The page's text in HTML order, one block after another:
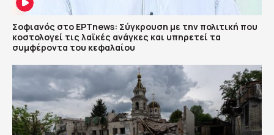
Σοφιανός στο ΕΡΤnews: Σύγκρουση με την πολιτική που
κοστολογεί τις λαϊκές ανάγκες και υπηρετεί τα
συμφέροντα του κεφαλαίου